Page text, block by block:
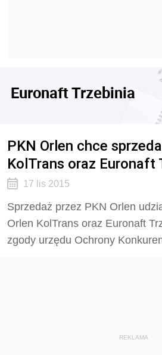
Euronaft Trzebinia
PKN Orlen chce
KolTrans oraz Euronaft
17 lis 2015
Sprzedaż przez PKN Orlen
Orlen KolTrans oraz Euronaft
zgody urzędu Ochrony
REKLAMA